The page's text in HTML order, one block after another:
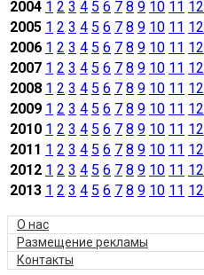
2004 1 2 3 4 5 6 7 8 9 10 11 12
2005 1 2 3 4 5 6 7 8 9 10 11 12
2006 1 2 3 4 5 6 7 8 9 10 11 12
2007 1 2 3 4 5 6 7 8 9 10 11 12
2008 1 2 3 4 5 6 7 8 9 10 11 12
2009 1 2 3 4 5 6 7 8 9 10 11 12
2010 1 2 3 4 5 6 7 8 9 10 11 12
2011 1 2 3 4 5 6 7 8 9 10 11 12
2012 1 2 3 4 5 6 7 8 9 10 11 12
2013 1 2 3 4 5 6 7 8 9 10 11 12
О нас
Размещение рекламы
Контакты